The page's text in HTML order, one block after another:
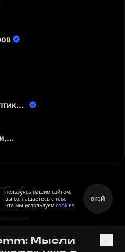
|
Мысли
пользуясь нашим сайтом,
вы соглашаетесь с тем,
что мы используем cookies
окей